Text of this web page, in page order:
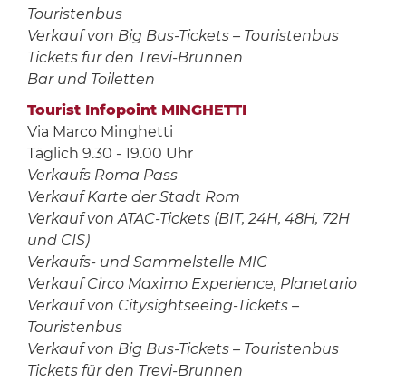
Touristenbus
Verkauf von Big Bus-Tickets – Touristenbus
Tickets für den Trevi-Brunnen
Bar und Toiletten
Tourist Infopoint MINGHETTI
Via Marco Minghetti
Täglich 9.30 - 19.00 Uhr
Verkaufs Roma Pass
Verkauf Karte der Stadt Rom
Verkauf von ATAC-Tickets (BIT, 24H, 48H, 72H
und CIS)
Verkaufs- und Sammelstelle MIC
Verkauf Circo Maximo Experience, Planetario
Verkauf von Citysightseeing-Tickets –
Touristenbus
Verkauf von Big Bus-Tickets – Touristenbus
Tickets für den Trevi-Brunnen